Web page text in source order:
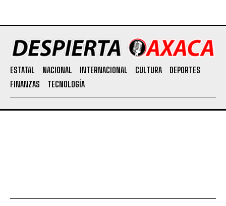
ESTATAL NACIONAL INTERNACIONAL CULTURA
DEPORTES
FINANZAS
TECNOLOGÍA